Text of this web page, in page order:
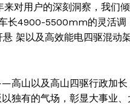
对用户的深刻洞察，我们倾
长4900-5500mm的灵活调
架以及高效能电四驱混动
高山以及高山四驱行政加长
独有的气场，彰显大事业、